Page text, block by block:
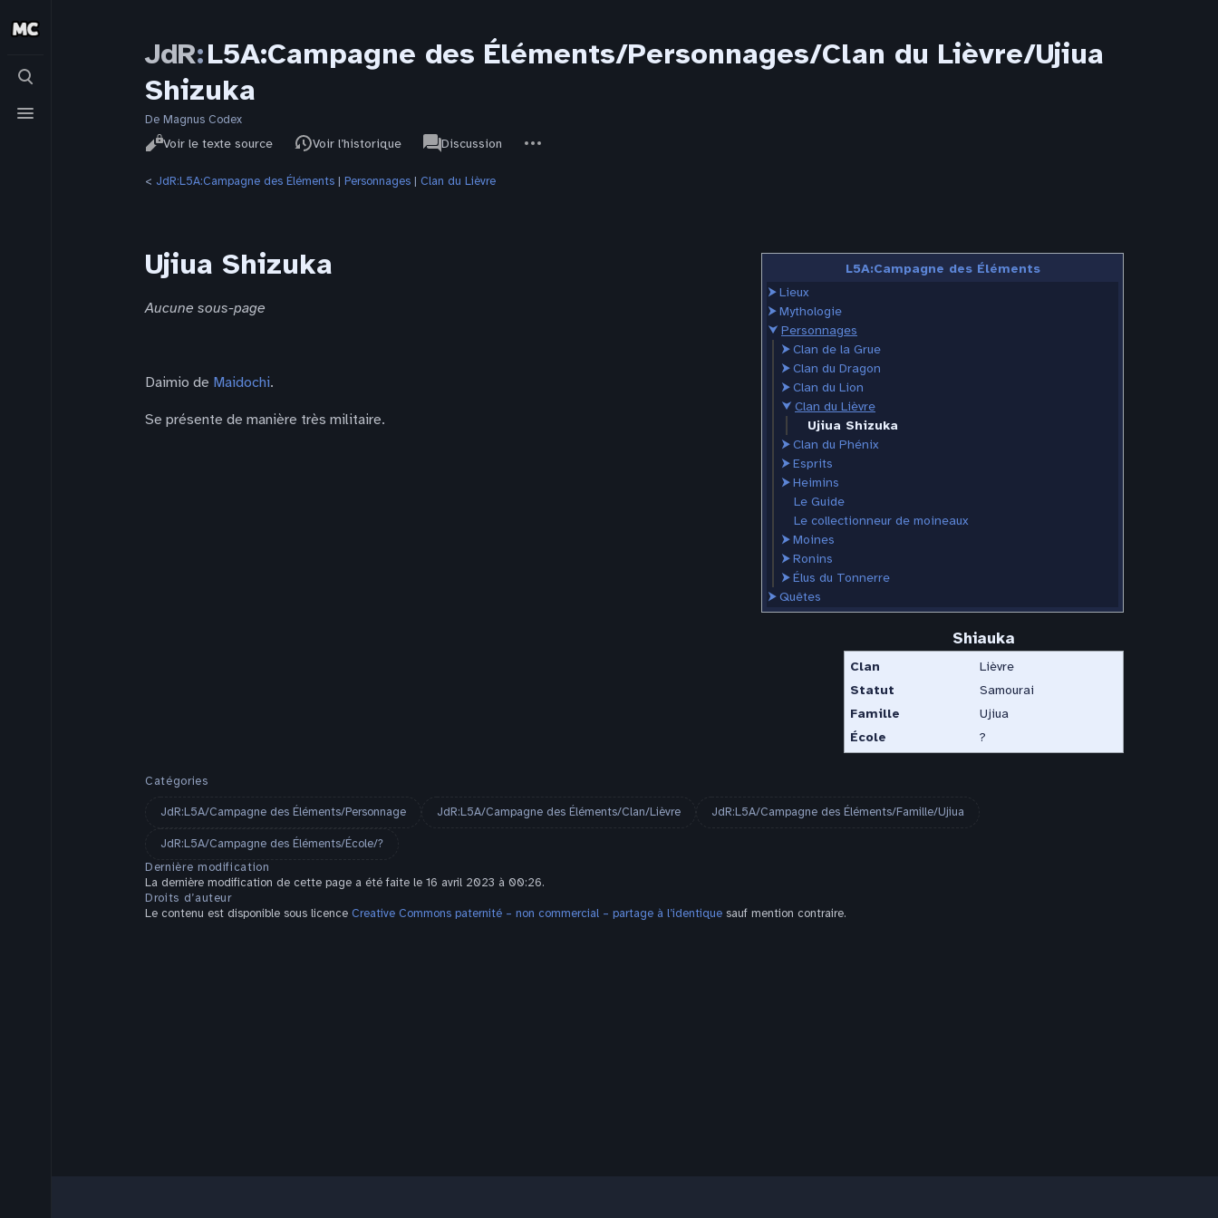
Basculer
recherche
Basculer
le
JdR:L5A:Campagne des Éléments/Personnages/Clan du Lièvre/Ujiua
Shizuka
De Magnus Codex
Affichages
LireVoir le texte source Voir l’historique
associated-
pages
JdRDiscussion
actions
< JdR:L5A:Campagne des Éléments ‎ | Personnages ‎ | Clan du Lièvre
L5A:Campagne des Éléments
⮞Lieux
⮞Mythologie
⮟ Personnages
⮞Clan de la Grue
⮞Clan du Dragon
⮞Clan du Lion
⮟ Clan du Lièvre
Ujiua Shizuka
⮞Clan du Phénix
⮞Esprits
⮞Heimins
Le Guide
Le collectionneur de moineaux
⮞Moines
⮞Ronins
⮞Élus du Tonnerre
⮞Quêtes
Ujiua Shizuka
Aucune sous-page
Shiauka
Clan
Lièvre
Statut
Samourai
Famille
Ujiua
École
?
Daimio de Maidochi.
Se présente de manière très militaire.
Catégories
JdR:L5A/Campagne des Éléments/Personnage JdR:L5A/Campagne des Éléments/Clan/Lièvre JdR:L5A/Campagne des Éléments/Famille/Ujiua
JdR:L5A/Campagne des Éléments/École/?
Dernière modification
La dernière modification de cette page a été faite le 16 avril 2023 à 00:26.
Droits d’auteur
Le contenu est disponible sous licence Creative Commons paternité – non commercial – partage à l’identique sauf mention contraire.